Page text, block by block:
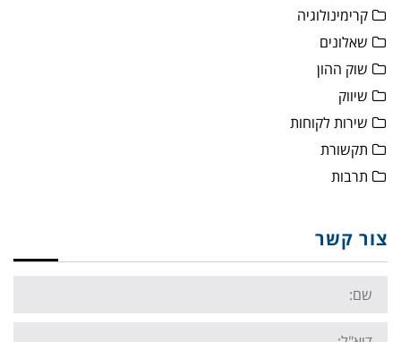
קרימינולוגיה
שאלונים
שוק ההון
שיווק
שירות לקוחות
תקשורת
תרבות
צור קשר
Name:
Email: